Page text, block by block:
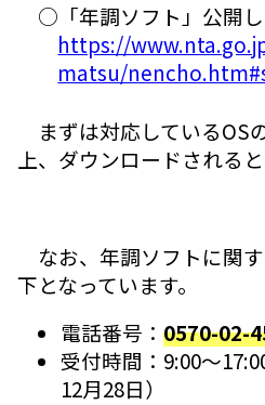
○「年調ソフト」公開
https://
matsu/
まずは対応しているOS
上、ダウンロードされる
なお、年調ソフトに関
下となっています。
電話番号： 0570-02-
受付時間：9:00～
12月28日）